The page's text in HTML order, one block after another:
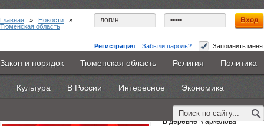
Регистрация Забыли пароль? Запомнить меня
Главная Новости Объявления КНИГИ ВестиNet
Каталоги 9PS Прочее
Закон и порядок Тюменская область Религия Политика
Культура В России Интересное Экономика
Главная » Новости »
Тюменская область
Праздник Малой Родины в деревне
Маркелова Юргинского района
В деревне Маркелова